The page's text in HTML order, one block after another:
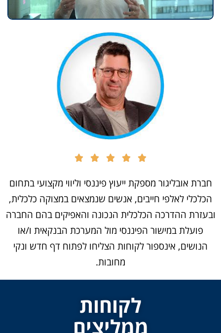
חברת אובליגור מספקת ייעוץ פיננסי וליווי מקצועי בתחום
הכלכלי לאלפי חייבים, אנשים שנמצאים במצוקה כלכלית,
ובעזרת ההדרכה הכלכלית הנכונה והאפיקים בהם החברה
פועלת במישור הפיננסי מול המערכת הבנקאית ו/או
הנושים, אינספור לקוחות הצליחו לפתוח דף חדש ונקי
מחובות.
לקוחות
ממליצים